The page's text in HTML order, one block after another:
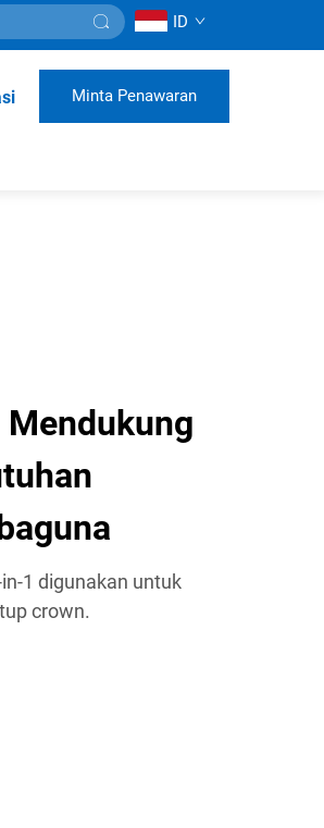
ID
Minta Penawaran
1 digunakan untuk
crown.